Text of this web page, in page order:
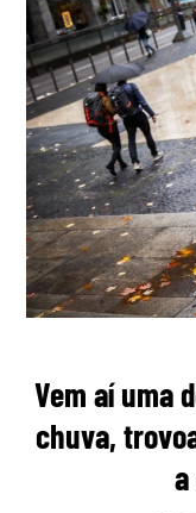
Vem aí uma
chuva,